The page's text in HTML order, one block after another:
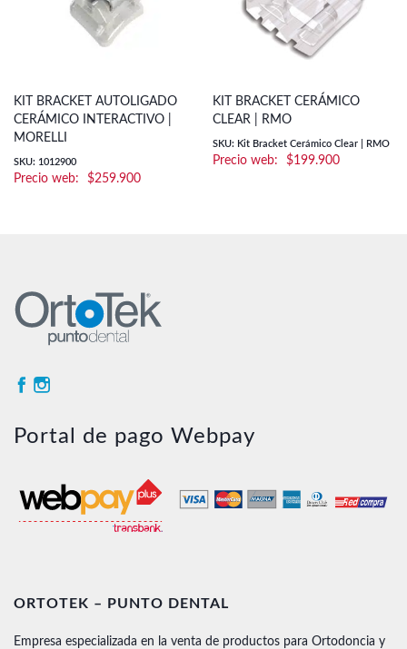
KIT BRACKET AUTOLIGADO
CERÁMICO INTERACTIVO |
MORELLI
SKU: 1012900
$259.900
KIT BRACKET CERÁMICO
CLEAR | RMO
SKU: Kit Bracket Cerámico Clear | RMO
$199.900
Portal de pago Webpay
ORTOTEK – PUNTO DENTAL
Empresa especializada en la venta de productos para Ortodoncia y